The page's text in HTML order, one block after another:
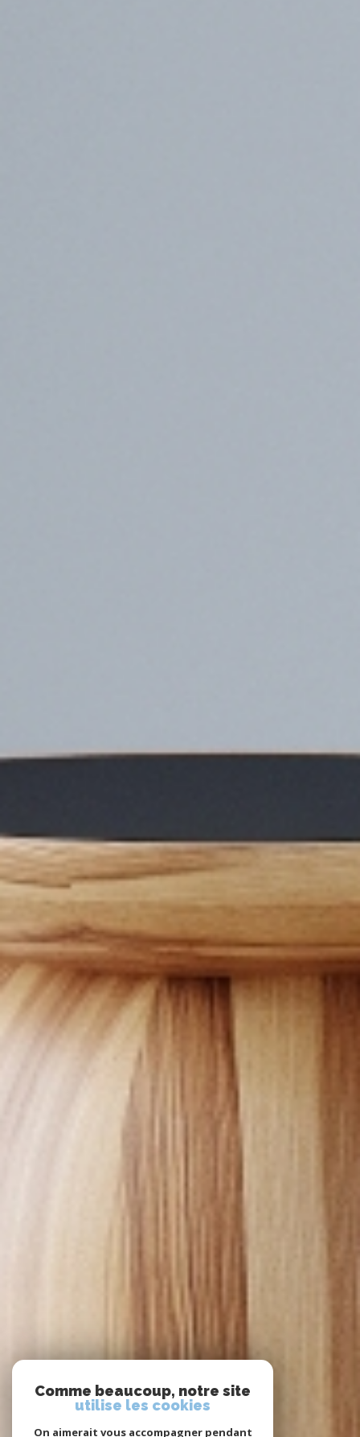
Comme beaucoup, notre site
utilise les cookies
On aimerait vous accompagner pendant